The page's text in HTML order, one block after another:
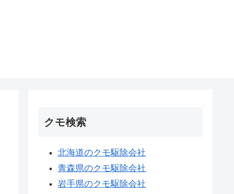
クモ検索
北海道のクモ駆除会社
青森県のクモ駆除会社
岩手県のクモ駆除会社